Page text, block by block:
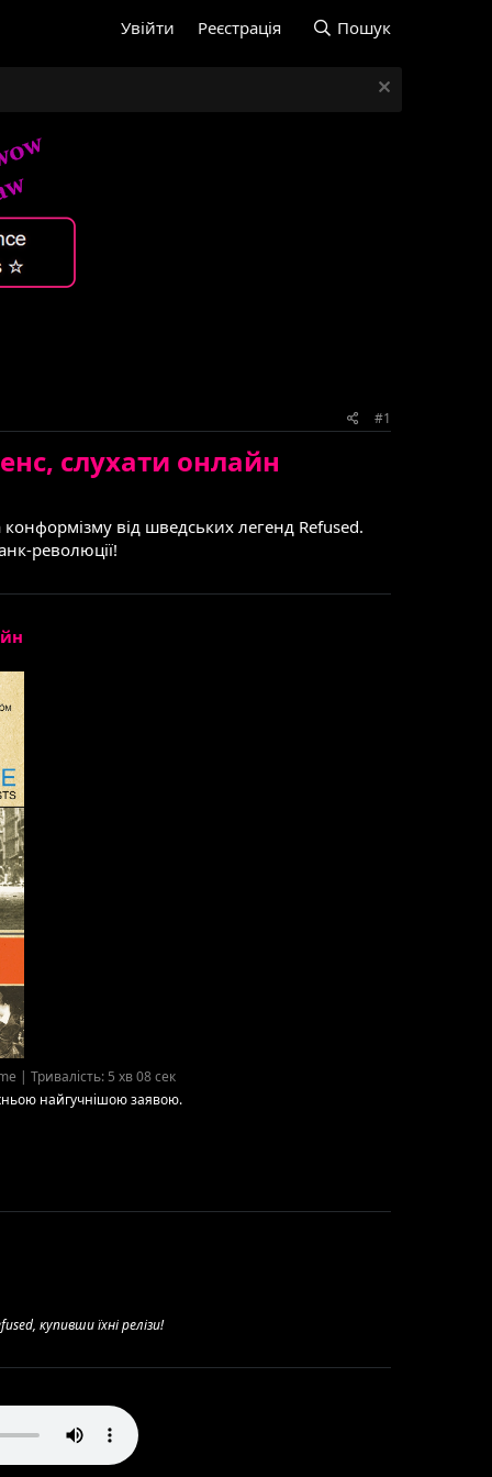
Увійти Реєстрація Пошук
#1
слухати онлайн
від шведських легенд Refused.
революції!
| Тривалість: 5 хв 08 сек
найгучнішою заявою.
купивши їхні релізи!